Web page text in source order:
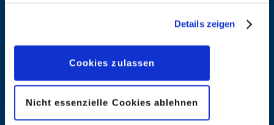
geben, können Sie diese jederzeit in der
Datenschutzerklärungwieder widerrufen.
Details zeigen
Cookies zulassen
Nicht essenzielle Cookies ablehnen
Filadelfo
Ambrosio,
Amendola,